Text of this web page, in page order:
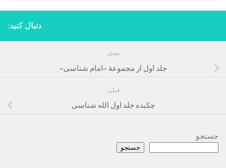
دنبال کنید:
بعدی
جلد اول از مجموعۀ «امام شناسی»
قبلی
چکبده جلد اول الله شناسی
جستجو
جستجو